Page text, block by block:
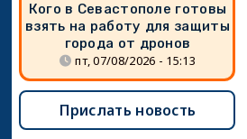
Кого в Севастополе готовы
взять на работу для защиты
города от дронов
пт, 07/08/2026 - 15:13
Прислать новость